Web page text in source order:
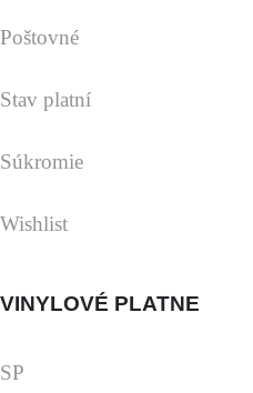
Poštovné
Stav platní
Súkromie
Wishlist
VINYLOVÉ PLATNE
SP